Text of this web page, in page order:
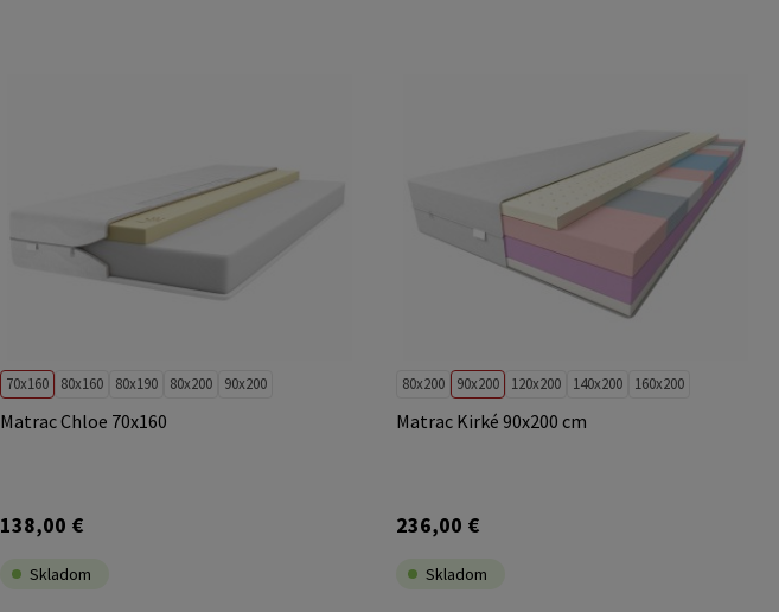
70x160 80x160 80x190 80x200 90x200
Matrac Chloe 70x160
138,00 €
Skladom
80x200 90x200 120x200 140x200 160x200
Matrac Kirké 90x200 cm
236,00 €
Skladom